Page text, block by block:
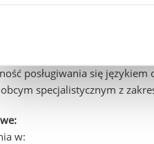
wstępnej oceny
zakresu podstaw etycznych i
posługiwania się
specjalistycznym z
w: